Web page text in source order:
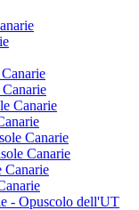
Canarie
Canarie
Canarie
Canarie
- Opuscolo dell'UT